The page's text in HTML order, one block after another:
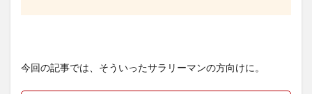
今回の記事では、そういったサラリーマンの方向けに。